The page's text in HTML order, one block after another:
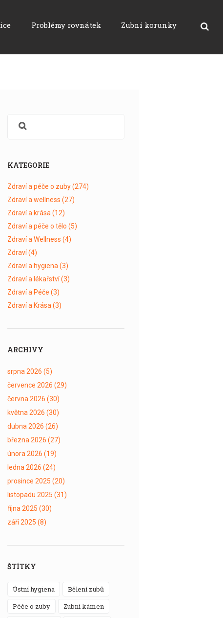
Problémy rovnátek Zubní korunky
KATEGORIE
Zdraví a péče o zuby(274)
Zdraví a wellness (27)
Zdraví a krása (12)
Zdraví a péče o tělo (5)
Zdraví a Wellness (4)
Zdraví(4)
Zdraví a hygiena (3)
Zdraví a lékařství(3)
Zdraví a Péče (3)
Zdraví a Krása (3)
ARCHIVY
srpna 2026 (5)
července 2026 (29)
června 2026 (30)
května 2026 (30)
dubna 2026 (26)
března 2026 (27)
února 2026 (19)
ledna 2026 (24)
prosince 2025 (20)
listopadu 2025 (31)
října 2025 (30)
září 2025 (8)
ŠTÍTKY
ústní hygiena
bělení zubů
péče o zuby
zubní kámen